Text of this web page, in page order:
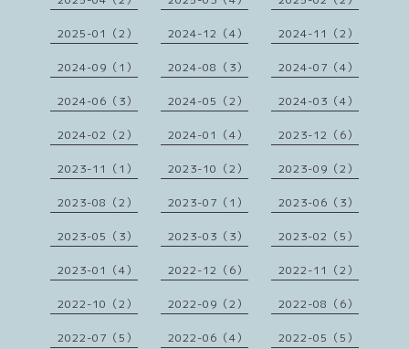
2025-01（2） 2024-12（4） 2024-11（2）
2024-09（1） 2024-08（3） 2024-07（4）
2024-06（3） 2024-05（2） 2024-03（4）
2024-02（2） 2024-01（4） 2023-12（6）
2023-11（1） 2023-10（2） 2023-09（2）
2023-08（2） 2023-07（1） 2023-06（3）
2023-05（3） 2023-03（3） 2023-02（5）
2023-01（4） 2022-12（6） 2022-11（2）
2022-10（2） 2022-09（2） 2022-08（6）
2022-07（5） 2022-06（4） 2022-05（5）